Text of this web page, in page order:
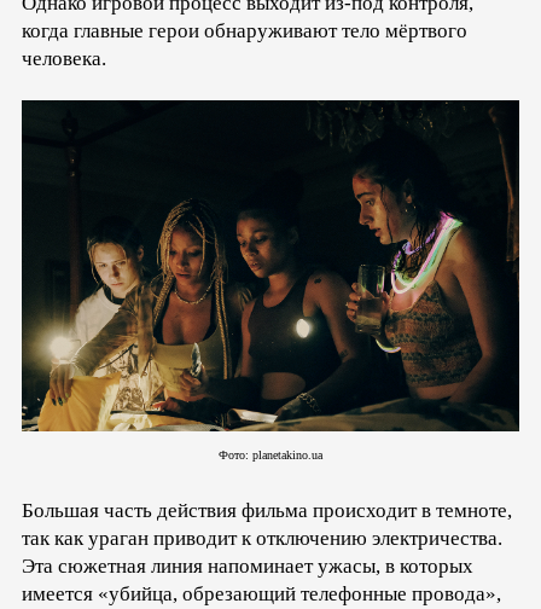
когда главные герои обнаруживают тело мёртвого
человека.
Фото: planetakino.ua
Большая часть действия фильма происходит в темноте,
так как ураган приводит к отключению электричества.
Эта сюжетная линия напоминает ужасы, в которых
имеется «убийца, обрезающий телефонные провода»,